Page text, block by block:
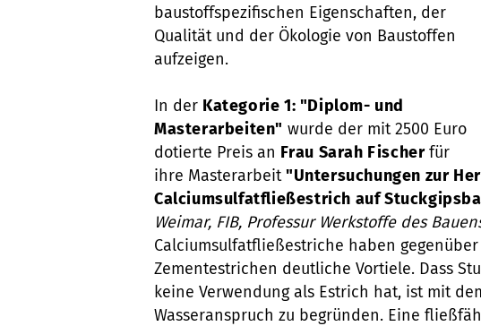
baustoffspezifischen Eigenschaften, der
Qualität und der Ökologie von Baustoffen
aufzeigen.
In der Kategorie 1: "Diplom- und
Masterarbeiten" wurde der mit 2500 Euro
dotierte Preis an Frau Sarah Fischerfür
ihre Masterarbeit"Untersuchungen zur
Calciumsulfatfließestrich auf
Weimar, FIB, Professur Werkstoffe des
Calciumsulfatfließestriche haben
Zementestrichen deutliche Vortiele. Dass
keine Verwendung als Estrich hat, ist mit
Wasseranspruch zu begründen. Eine